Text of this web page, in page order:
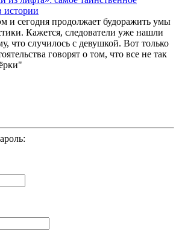
истории
и сегодня продолжает будоражить умы
Кажется, следователи уже нашли
что случилось с девушкой. Вот только
говорят о том, что все не так